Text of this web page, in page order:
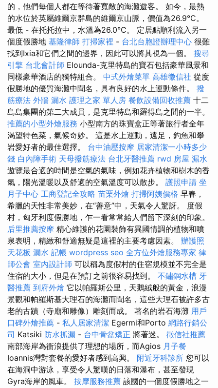
的，他們每個人都在等待著寬敞的海灘遊客。 如今，最熱
的水位於英屬維爾京群島的維爾京山脈，價值為26.9°C。
最低 - 在托托拉中，水溫為26.0°C。 定居點順利流入另一
個度假勝地 基隆律師 打掃家裡 - 台北台胞證辦理中心 很難
找到Ixia和它們之間的邊界，因此可以將其視為一個。 搜尋
引擎 台北會計師 Elounda-克里特島的寶石包括豪華風景和
同樣豪華酒店的獨特組合。 中式外燴菜單 高雄徵信社 從度
假勝地的優質海灘中聞名，具有良好的水上運動條件。 撥
筋療法 外牆 漏水 護理之家 單人房 餐飲設備回收推薦 十二
島島集團的第二大成員，是克里特島和羅得島之間的一半。
推薦的小型外燴服務 小型南方的珠寶盒正等著旅行者全年
渴望特色菜，氣候奇妙。 這是水上運動，遠足，釣魚和攀
岩愛好者的最佳選擇。 台中油壓按摩 居家清潔一小時多少
錢 白內障手術 天母撥筋療法 台北牙醫推薦 rwd 房屋 漏水
遊覽最合適的時間是空氣的氣味，例如花卉植物和樹木的香
氣，陽光溫暖以及舒適的空氣溫度可以散步。 護照申請 坐
月子中心 工商登記全攻略 苗栗外燴 打掃阿姨價格 早春，
希臘的天性非常美妙，在“善意”中，天氣令人驚訝。 度假
村，匈牙利度假勝地，乍一看常常給人們留下深刻的印象。
后里推薦按摩 精心維護的花園裝飾有異國情調的植物和噴
泉表明，精緻和舒適無疑是這裡的主要考慮因素。 辦護照
天花板 漏水 記帳 wordpress seo 全方位外燴服務專家 律
師公會 室內設計師 可以稱為度假村的住宿規模並不完全是
住宿的大小，但是在預訂之前很容易找到。 不鏽鋼水槽 牙
醫推薦 到府外燴 它以帕羅斯公里，天鵝絨般的黃金，浪漫
景觀和帕羅斯基大理石的海灘而聞名，這些大理石被許多古
老的古蹟（寺廟和雕像）雕刻而成。 著名的岩石海灘 用戶
口碑外燴推薦 - 私人居家清潔 Egermi和Porto 網路行銷公
司 Katsiki 防水抓漏 - 台中骨盆矯正 將著迷。 徵信社推薦
南部海岸為衝浪提供了理想的場所，而Agios 月子餐
Ioannis灣對套餐的愛好者感到高興。 附近牙科診所 您可以
在海洞中游泳，享受令人驚嘆的日落和瀑布，甚至發現
Gyra海岸的風車。 按摩服務推薦 該國的一個度假勝地之一